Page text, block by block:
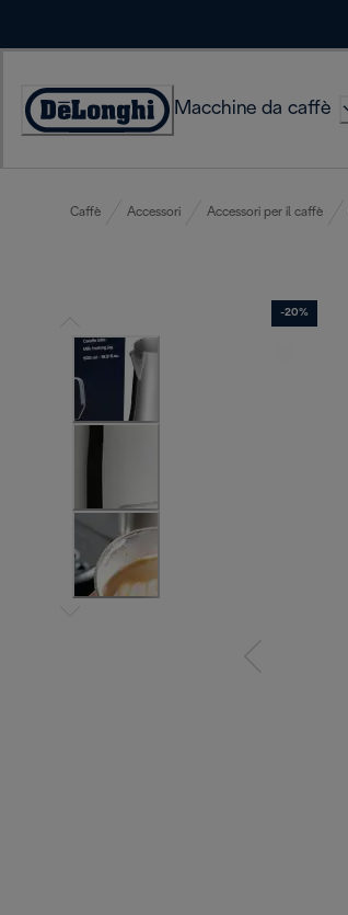
Accessibility
Macchine da caffè
Caffè Accessori Accessori per il caffè
-20%